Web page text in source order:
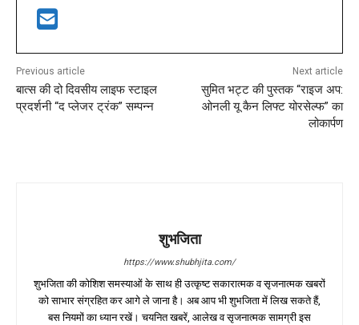
Previous article
बात्स की दो दिवसीय लाइफ स्टाइल
प्रदर्शनी “द प्लेजर ट्रंक” सम्पन्न
Next article
सुमित भट्ट की पुस्तक “राइज अप:
ओनली यू कैन लिफ्ट योरसेल्फ” का
लोकार्पण
शुभजिता
https://www.shubhjita.com/
शुभजिता की कोशिश समस्याओं के साथ ही उत्कृष्ट सकारात्मक व सृजनात्मक खबरों
को साभार संग्रहित कर आगे ले जाना है। अब आप भी शुभजिता में लिख सकते हैं,
बस नियमों का ध्यान रखें। चयनित खबरें, आलेख व सृजनात्मक सामग्री इस